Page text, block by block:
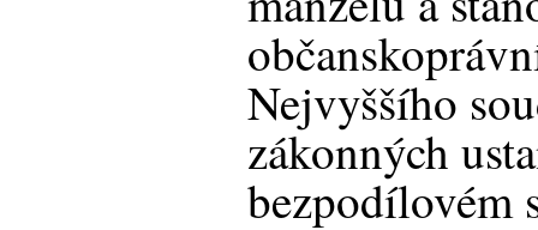
Nejvyššího
zákonných
bezpodílovém